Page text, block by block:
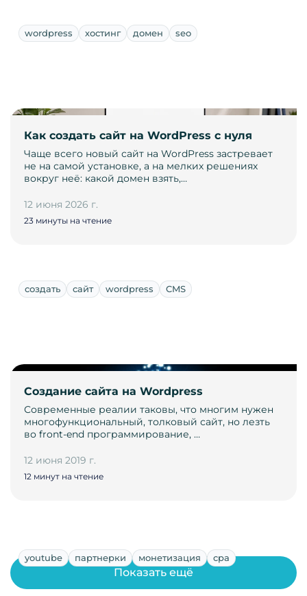
wordpress хостинг домен seo
Как создать сайт на WordPress с нуля
Чаще всего новый сайт на WordPress застревает
не на самой установке, а на мелких решениях
вокруг неё: какой домен взять,…
12 июня 2026 г.
23 минуты на чтение
создать сайт wordpress CMS
Cоздание сайта на Wordpress
Современные реалии таковы, что многим нужен
многофункциональный, толковый сайт, но лезть
во front-end программирование, …
12 июня 2019 г.
12 минут на чтение
youtube партнерки монетизация cpa
Показать ещё